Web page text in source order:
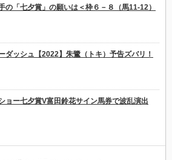
の「七夕賞」の願いは＜枠６－８（馬11-12）
ダッシュ【2022】朱鷺（トキ）予告ズバリ！
ョー七夕賞V富田鈴花サイン馬券で波乱演出